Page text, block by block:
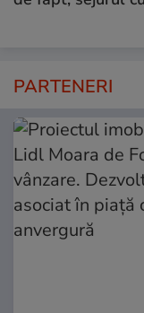
PARTENERI